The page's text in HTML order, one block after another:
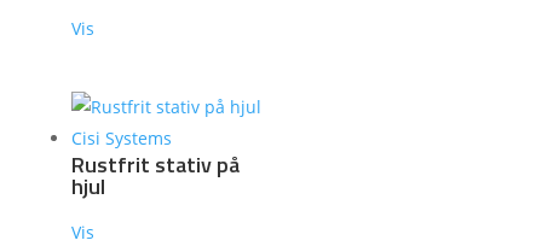
Vis
Rustfrit stativ på
hjul
Vis